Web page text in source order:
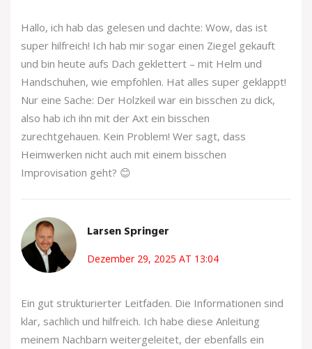
Hallo, ich hab das gelesen und dachte: Wow, das ist
super hilfreich! Ich hab mir sogar einen Ziegel gekauft
und bin heute aufs Dach geklettert – mit Helm und
Handschuhen, wie empfohlen. Hat alles super geklappt!
Nur eine Sache: Der Holzkeil war ein bisschen zu dick,
also hab ich ihn mit der Axt ein bisschen
zurechtgehauen. Kein Problem! Wer sagt, dass
Heimwerken nicht auch mit einem bisschen
Improvisation geht? 😊
Larsen Springer
Dezember 29, 2025 AT 13:04
Ein gut strukturierter Leitfaden. Die Informationen sind
klar, sachlich und hilfreich. Ich habe diese Anleitung
meinem Nachbarn weitergeleitet, der ebenfalls ein